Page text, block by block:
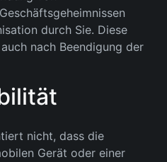
durch Sie. Diese
nach Beendigung der
nicht, dass die
Gerät oder einer